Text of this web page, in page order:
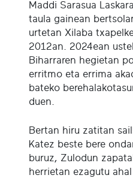
Maddi Sarasua
taula gainean
urtetan Xilaba
2012an. 2024ean
Biharraren hegietan
erritmo eta errima
bateko
duen.
Bertan hiru zatitan
Katez beste bere
buruz, Zulodun
herrietan ezagutu